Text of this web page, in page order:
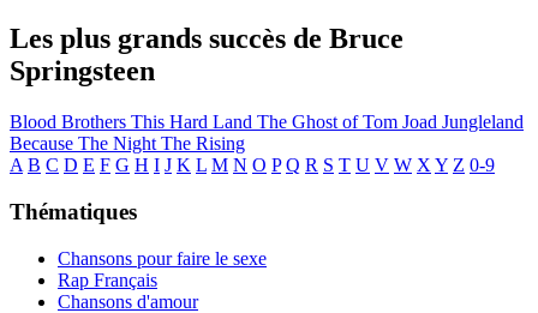
Les plus grands succès de Bruce
Springsteen
Blood Brothers This Hard Land The Ghost of Tom Joad Jungleland
Because The Night The Rising
A B C D E F G H I J K L M N O P Q R S T U V W X Y Z 0-9
Thématiques
Chansons pour faire le sexe
Rap Français
Chansons d'amour